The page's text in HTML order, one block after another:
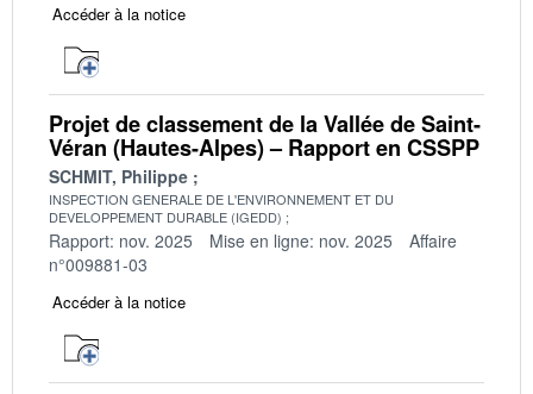
Accéder à la notice
Projet de classement de la Vallée de Saint-
Véran (Hautes-Alpes) – Rapport en CSSPP
SCHMIT, Philippe
INSPECTION GENERALE DE L'ENVIRONNEMENT ET DU
DEVELOPPEMENT DURABLE (IGEDD)
Rapport: nov. 2025 Mise en ligne: nov. 2025
Affaire
n°009881-03
Accéder à la notice